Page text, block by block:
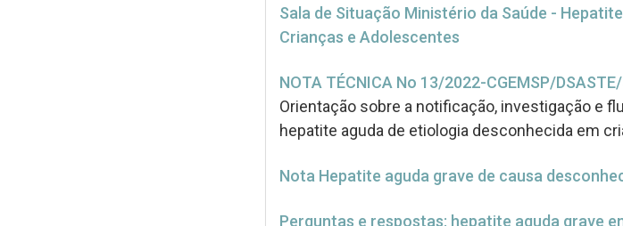
Sala de Situação Ministério da Saúde -
Crianças e Adolescentes
NOTA TÉCNICA No 13/2022-CGEMSP/
Orientação sobre a notificação, investigação e
hepatite aguda de etiologia desconhecida em
Nota Hepatite aguda grave de causa
Perguntas e respostas: hepatite aguda grave